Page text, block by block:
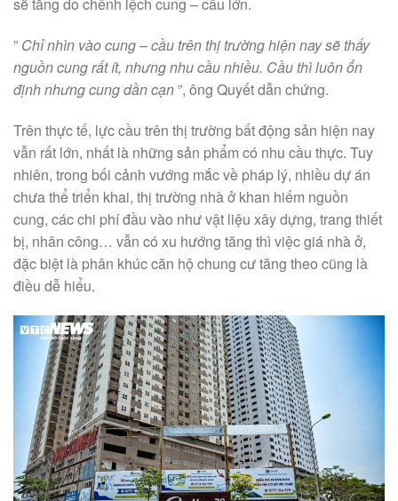
sẽ tăng do chênh lệch cung – cầu lớn.
” Chỉ nhìn vào cung – cầu trên thị trường hiện nay sẽ thấy
nguồn cung rất ít, nhưng nhu cầu nhiều. Cầu thì luôn ổn
định nhưng cung dần cạn”, ông Quyết dẫn chứng.
Trên thực tế, lực cầu trên thị trường bất động sản hiện nay
vẫn rất lớn, nhất là những sản phẩm có nhu cầu thực. Tuy
nhiên, trong bối cảnh vướng mắc về pháp lý, nhiều dự án
chưa thể triển khai, thị trường nhà ở khan hiếm nguồn
cung, các chi phí đầu vào như vật liệu xây dựng, trang thiết
bị, nhân công… vẫn có xu hướng tăng thì việc giá nhà ở,
đặc biệt là phân khúc căn hộ chung cư tăng theo cũng là
điều dễ hiểu.